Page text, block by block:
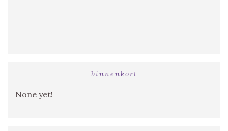
binnenkort
None yet!